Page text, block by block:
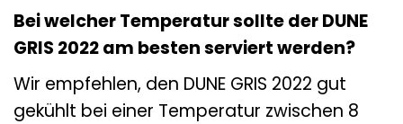
Bei welcher Temperatur sollte der DUNE
GRIS 2022 am besten serviert werden?
Wir empfehlen, den DUNE GRIS 2022 gut
gekühlt bei einer Temperatur zwischen 8